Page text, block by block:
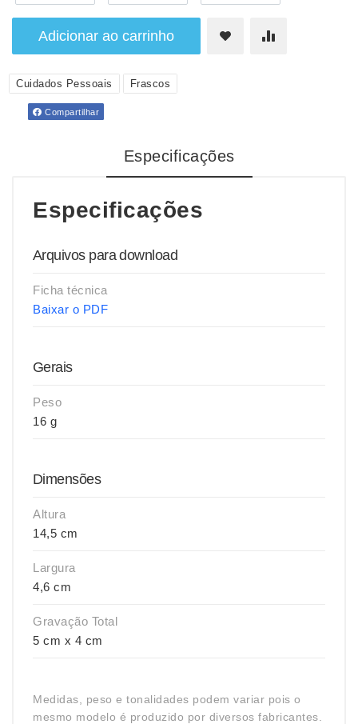
Adicionar ao carrinho
Cuidados Pessoais Frascos
Compartilhar
Especificações
Especificações
Arquivos para download
Ficha técnica
Baixar o PDF
Gerais
Peso
16 g
Dimensões
Altura
14,5 cm
Largura
4,6 cm
Gravação Total
5 cm x 4 cm
Medidas, peso e tonalidades podem variar pois o
mesmo modelo é produzido por diversos fabricantes.